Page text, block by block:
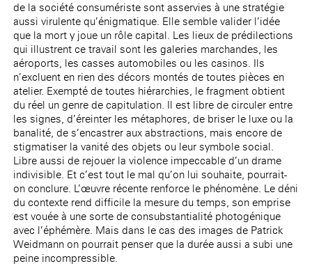
de la société consumériste sont asservies à une stratégie
aussi virulente qu’énigmatique. Elle semble valider l’idée
que la mort y joue un rôle capital. Les lieux de prédilections
qui illustrent ce travail sont les galeries marchandes, les
aéroports, les casses automobiles ou les casinos. Ils
n’excluent en rien des décors montés de toutes pièces en
atelier. Exempté de toutes hiérarchies, le fragment obtient
du réel un genre de capitulation. Il est libre de circuler entre
les signes, d’éreinter les métaphores, de briser le luxe ou la
banalité, de s’encastrer aux abstractions, mais encore de
stigmatiser la vanité des objets ou leur symbole social.
Libre aussi de rejouer la violence impeccable d’un drame
indivisible. Et c’est tout le mal qu’on lui souhaite, pourrait-
on conclure. L’œuvre récente renforce le phénomène. Le déni
du contexte rend difficile la mesure du temps, son emprise
est vouée à une sorte de consubstantialité photogénique
avec l’éphémère. Mais dans le cas des images de Patrick
Weidmann on pourrait penser que la durée aussi a subi une
peine incompressible.